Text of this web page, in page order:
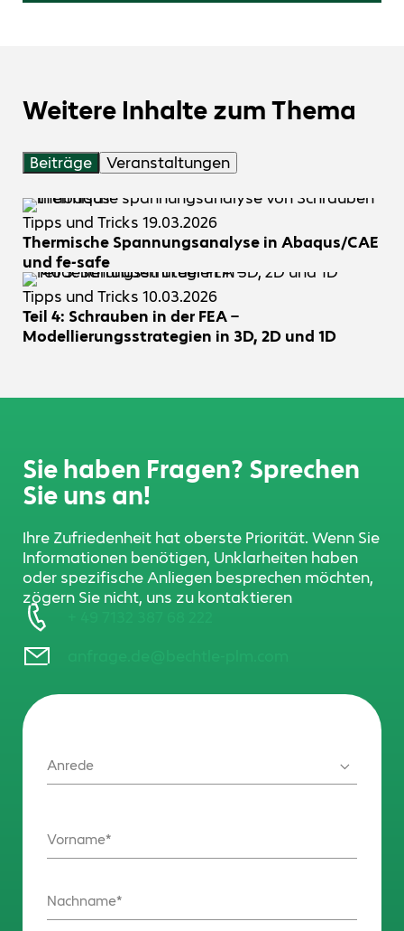
Weitere Inhalte zum Thema
Beiträge Veranstaltungen
Tipps und Tricks 19.03.2026
Thermische Spannungsanalyse in Abaqus/CAE
und fe-safe
Tipps und Tricks 10.03.2026
Teil 4: Schrauben in der FEA –
Modellierungsstrategien in 3D, 2D und 1D
Sie haben Fragen? Sprechen
Sie uns an!
Ihre Zufriedenheit hat oberste Priorität. Wenn Sie
Informationen benötigen, Unklarheiten haben
oder spezifische Anliegen besprechen möchten,
zögern Sie nicht, uns zu kontaktieren
Anrede
Vorname
Nachname